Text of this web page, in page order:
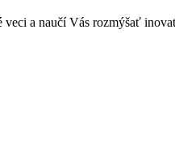
veci a naučí Vás rozmýšať